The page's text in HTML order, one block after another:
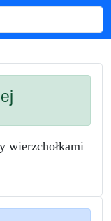
results.
wierzchołkami